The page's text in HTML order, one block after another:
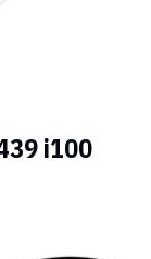
i100